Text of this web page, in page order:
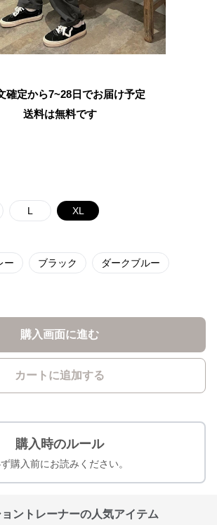
確定から7~28日でお届け予定
送料は無料です
L XL
ー ブラック ダークブルー
購入画面に進む
カートに追加する
購入時のルール
購入前にお読みください。
ントレーナーの人気アイテム